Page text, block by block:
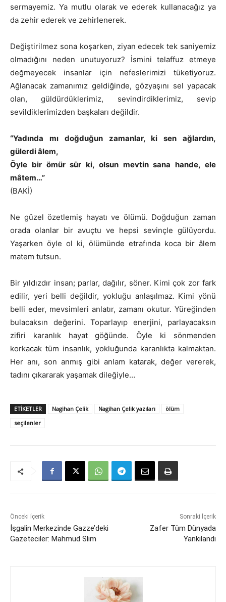
sermayemiz. Ya mutlu olarak ve ederek kullanacağız ya
da zehir ederek ve zehirlenerek.
Değiştirilmez sona koşarken, ziyan edecek tek saniyemiz
olmadığını neden unutuyoruz? İsmini telaffuz etmeye
değmeyecek insanlar için nefeslerimizi tüketiyoruz.
Ağlanacak zamanımız geldiğinde, gözyaşını sel yapacak
olan, güldürdüklerimiz, sevindirdiklerimiz, sevip
sevildiklerimizden başkaları değildir.
“Yadında mı doğduğun zamanlar, ki sen ağlardın,
gülerdi âlem,
Öyle bir ömür sür ki, olsun mevtin sana hande, ele
mâtem…”
(BAKİ)
Ne güzel özetlemiş hayatı ve ölümü. Doğduğun zaman
orada olanlar bir avuçtu ve hepsi sevinçle gülüyordu.
Yaşarken öyle ol ki, ölümünde etrafında koca bir âlem
matem tutsun.
Bir yıldızdır insan; parlar, dağılır, söner. Kimi çok zor fark
edilir, yeri belli değildir, yokluğu anlaşılmaz. Kimi yönü
belli eder, mevsimleri anlatır, zamanı okutur. Yüreğinden
bulacaksın değerini. Toparlayıp enerjini, parlayacaksın
zifiri karanlık hayat göğünde. Öyle ki sönmenden
korkacak tüm insanlık, yokluğunda karanlıkta kalmaktan.
Her anı, son anmış gibi anlam katarak, değer vererek,
tadını çıkararak yaşamak dileğiyle…
ETIKETLER Nagihan Çelik Nagihan Çelik yazıları
ölüm
seçilenler
Önceki İçerik
İşgalin Merkezinde Gazze’deki
Gazeteciler: Mahmud Slim
Sonraki İçerik
Zafer Tüm Dünyada
Yankılandı